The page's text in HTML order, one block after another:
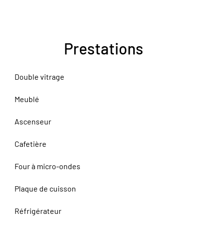
Prestations
Double vitrage
Meublé
Ascenseur
Cafetière
Four à micro-ondes
Plaque de cuisson
Réfrigérateur